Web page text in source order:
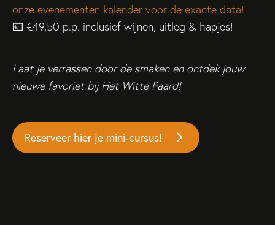
onze evenementen kalender voor de exacte data!
💶 €49,50 p.p. inclusief wijnen, uitleg & hapjes!
Laat je verrassen door de smaken en ontdek jouw
nieuwe favoriet bij Het Witte Paard!
Reserveer hier je mini-cursus!